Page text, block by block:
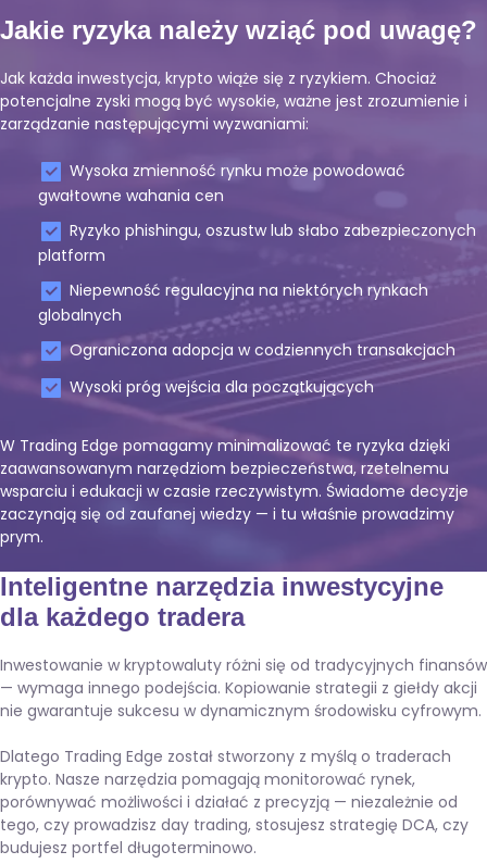
Jakie ryzyka należy wziąć pod uwagę?
Jak każda inwestycja, krypto wiąże się z ryzykiem. Chociaż
potencjalne zyski mogą być wysokie, ważne jest zrozumienie i
zarządzanie następującymi wyzwaniami:
Wysoka zmienność rynku może powodować
gwałtowne wahania cen
Ryzyko phishingu, oszustw lub słabo zabezpieczonych
platform
Niepewność regulacyjna na niektórych rynkach
globalnych
Ograniczona adopcja w codziennych transakcjach
Wysoki próg wejścia dla początkujących
W Trading Edge pomagamy minimalizować te ryzyka dzięki
zaawansowanym narzędziom bezpieczeństwa, rzetelnemu
wsparciu i edukacji w czasie rzeczywistym. Świadome decyzje
zaczynają się od zaufanej wiedzy — i tu właśnie prowadzimy
prym.
Inteligentne narzędzia inwestycyjne
dla każdego tradera
Inwestowanie w kryptowaluty różni się od tradycyjnych finansów
— wymaga innego podejścia. Kopiowanie strategii z giełdy akcji
nie gwarantuje sukcesu w dynamicznym środowisku cyfrowym.
Dlatego Trading Edge został stworzony z myślą o traderach
krypto. Nasze narzędzia pomagają monitorować rynek,
porównywać możliwości i działać z precyzją — niezależnie od
tego, czy prowadzisz day trading, stosujesz strategię DCA, czy
budujesz portfel długoterminowo.